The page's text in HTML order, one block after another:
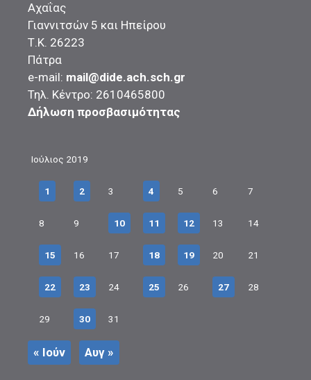
Αχαΐας
Γιαννιτσών 5 και Ηπείρου
Τ.Κ. 26223
Πάτρα
e-mail: mail@dide.ach.sch.gr
Τηλ. Κέντρο: 2610465800
Δήλωση προσβασιμότητας
Ιούλιος 2019
1 2 3 4 5 6 7
8 9 10 11 12 13 14
15 16 17 18 19 20 21
22 23 24 25 26 27 28
29 30 31
« Ιούν Αυγ »